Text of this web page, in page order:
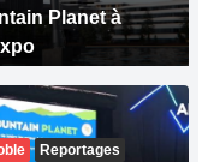
Planet à
Reportages